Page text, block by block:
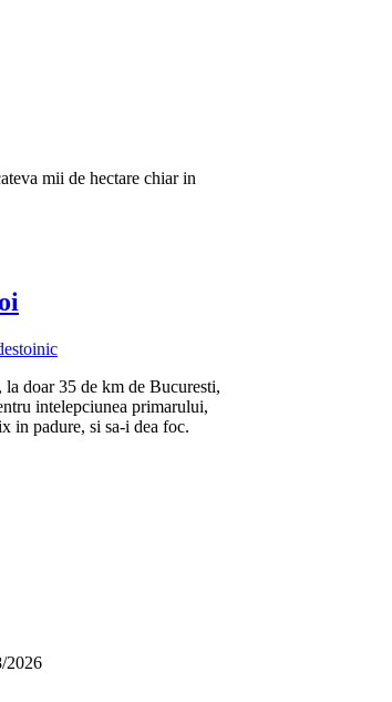
mii de hectare chiar in
doar 35 de km de Bucuresti,
intelepciunea primarului,
in padure, si sa-i dea foc.
2026